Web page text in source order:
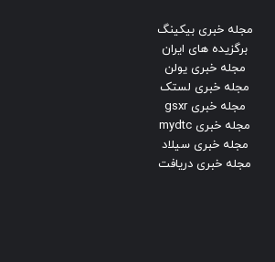
مجله خبری بیکینگ
برگزیده های ایران
مجله خبری یولن
مجله خبری لستک
مجله خبری gsxr
مجله خبری mydtc
مجله خبری سیلاد
مجله خبری دریافت